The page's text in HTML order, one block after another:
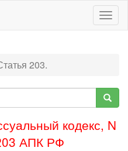
203.
кодекс, N
АПК РФ